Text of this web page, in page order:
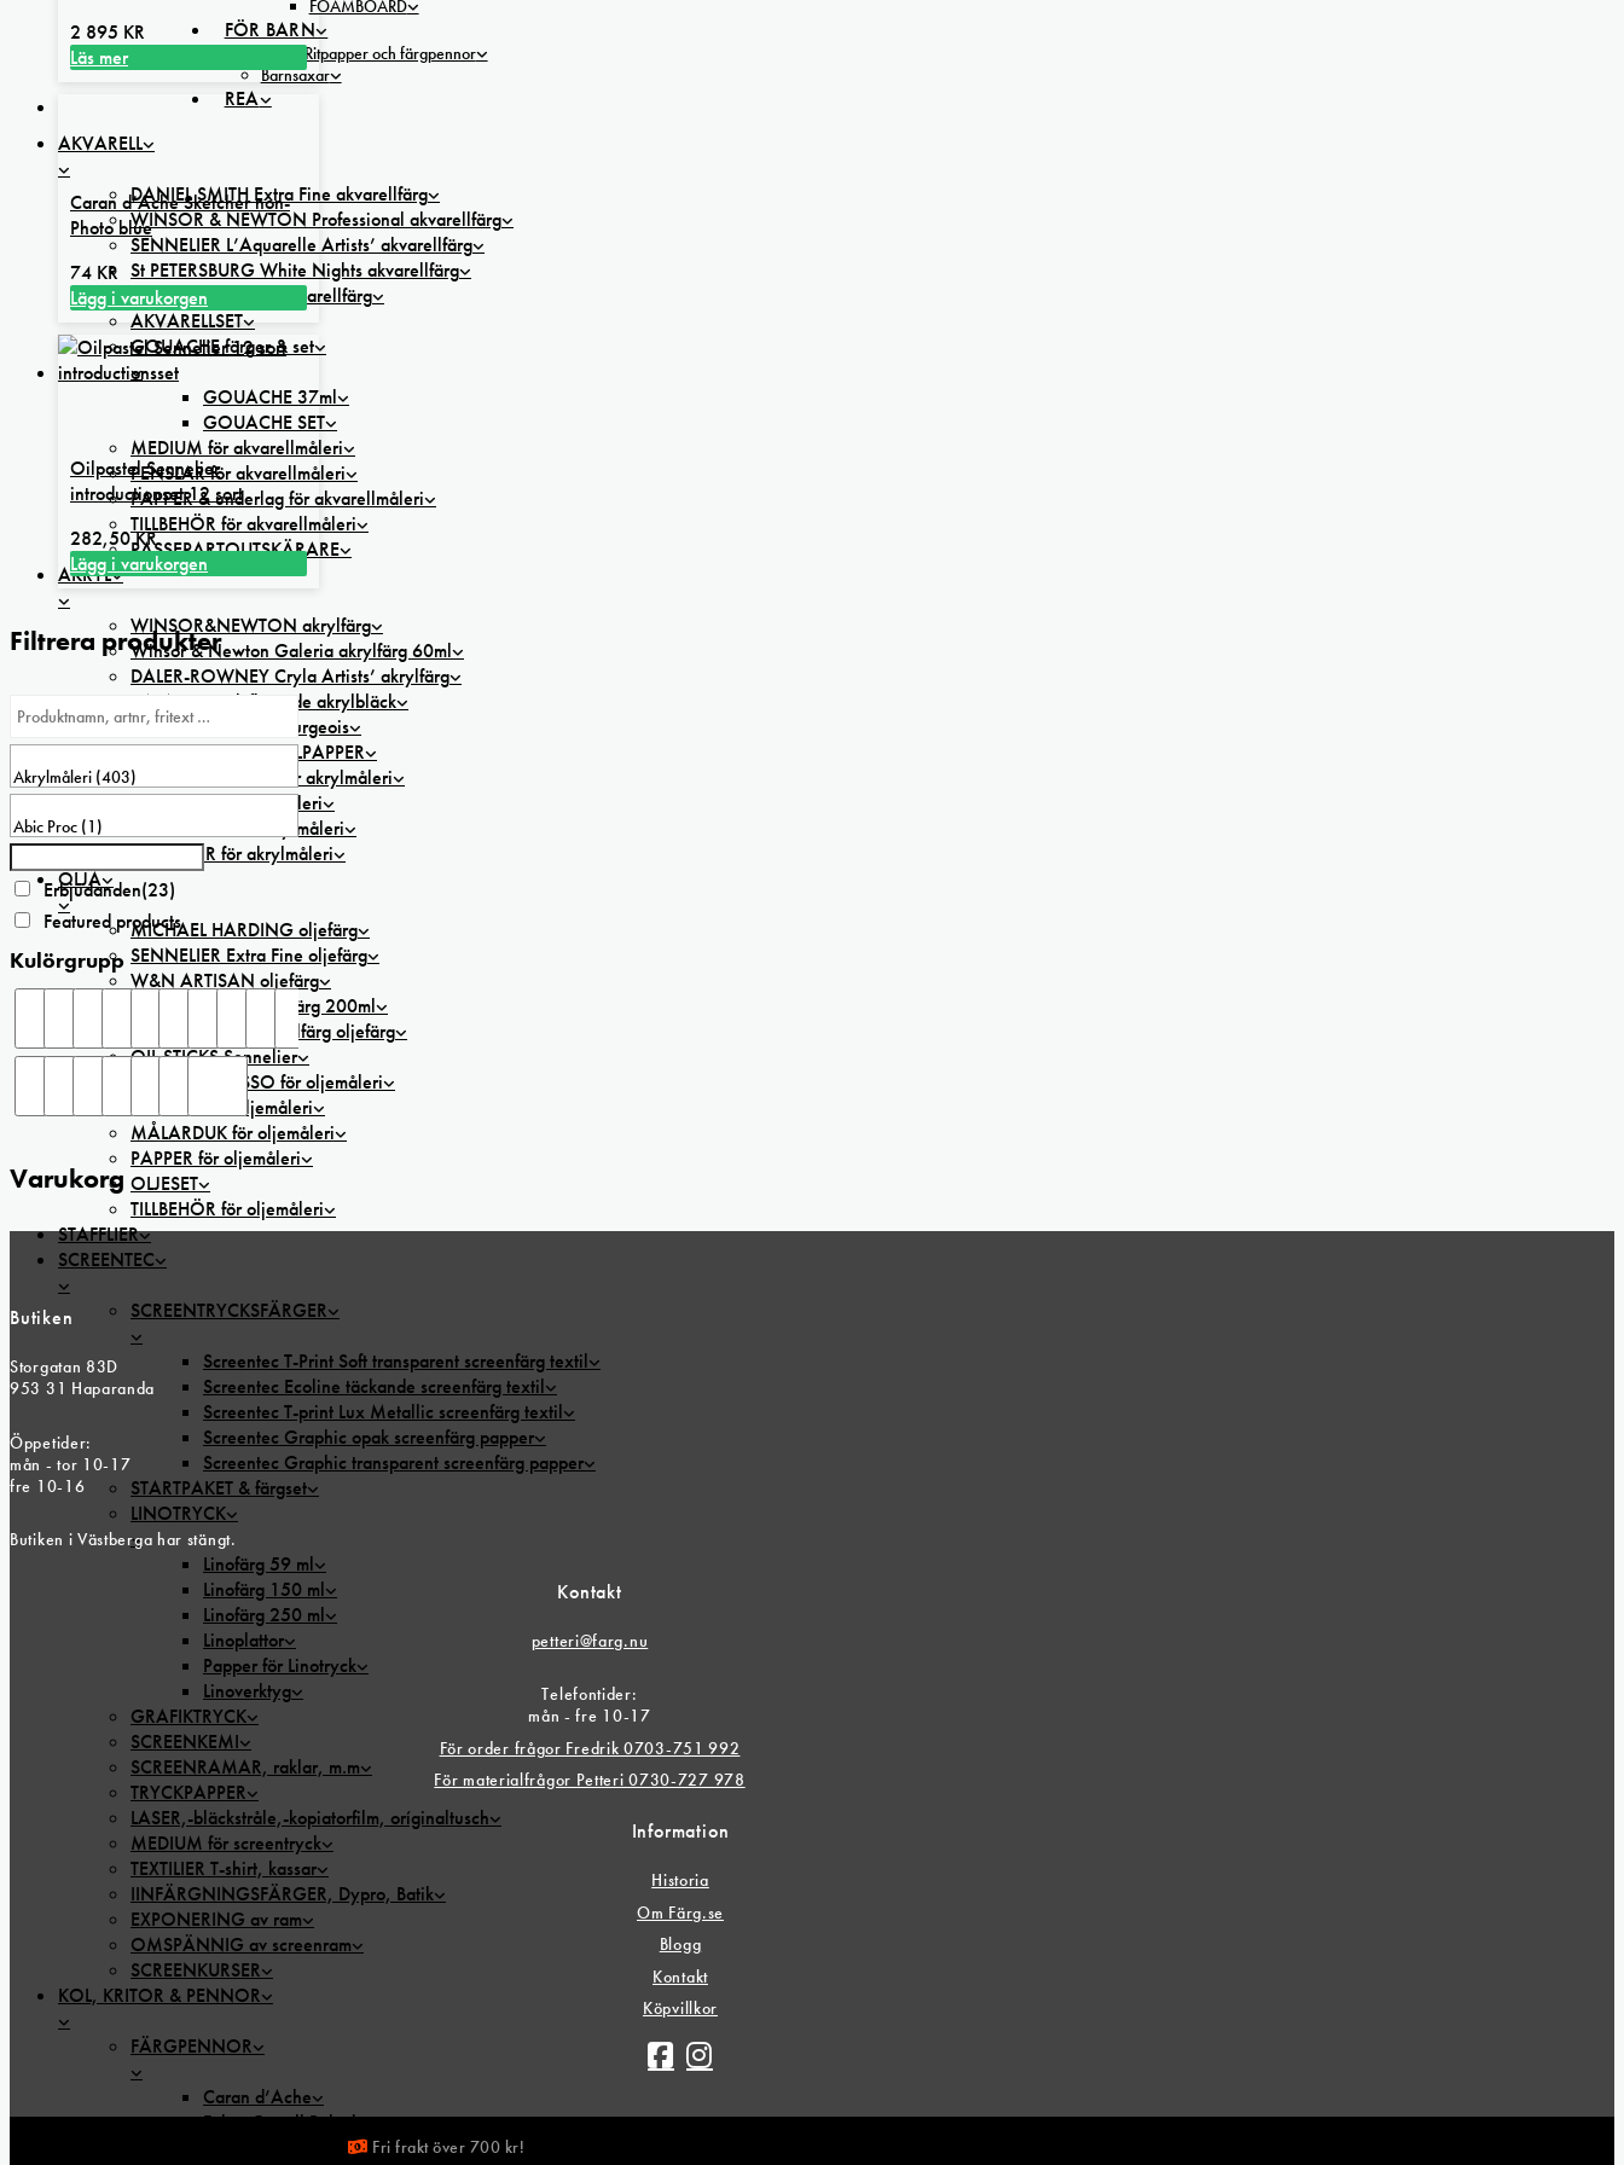
FOAMBOARD
FÖR BARN
BARN Ritpapper och färgpennor
Barnsaxar
REA
AKVARELL
DANIEL SMITH Extra Fine akvarellfärg
WINSOR & NEWTON Professional akvarellfärg
SENNELIER L’Aquarelle Artists’ akvarellfärg
St PETERSBURG White Nights akvarellfärg
KREMER Pigmente akvarellfärg
AKVARELLSET
GOUACHE färger & set
GOUACHE 37ml
GOUACHE SET
MEDIUM för akvarellmåleri
PENSLAR för akvarellmåleri
PAPPER & underlag för akvarellmåleri
TILLBEHÖR för akvarellmåleri
PASSEPARTOUTSKÄRARE
AKRYL
WINSOR&NEWTON akrylfärg
Winsor & Newton Galeria akrylfärg 60ml
DALER-ROWNEY Cryla Artists’ akrylfärg
FW Artists’ Ink flytande akrylbläck
FLASHE Lefranc & Bourgeois
AKRYLSET och AKRYLPAPPER
MEDIUM/GESSO för akrylmåleri
PENSLAR för akrylmåleri
MÅLARDUK för akrylmåleri
TILLBEHÖR för akrylmåleri
OLJA
MICHAEL HARDING oljefärg
SENNELIER Extra Fine oljefärg
W&N ARTISAN oljefärg
W&N WINTON oljefärg 200ml
BECKERS ”A” Normalfärg oljefärg
OIL STICKS Sennelier
MEDIUM/GESSO för oljemåleri
PENSLAR för oljemåleri
MÅLARDUK för oljemåleri
PAPPER för oljemåleri
OLJESET
TILLBEHÖR för oljemåleri
STAFFLIER
SCREENTEC
SCREENTRYCKSFÄRGER
Screentec T-Print Soft transparent screenfärg textil
Screentec Ecoline täckande screenfärg textil
Screentec T-print Lux Metallic screenfärg textil
Screentec Graphic opak screenfärg papper
Screentec Graphic transparent screenfärg papper
STARTPAKET & färgset
LINOTRYCK
Linofärg 59 ml
Linofärg 150 ml
Linofärg 250 ml
Linoplattor
Papper för Linotryck
Linoverktyg
GRAFIKTRYCK
SCREENKEMI
SCREENRAMAR, raklar, m.m
TRYCKPAPPER
LASER,-bläckstråle,-kopiatorfilm, oríginaltusch
MEDIUM för screentryck
TEXTILIER T-shirt, kassar
IINFÄRGNINGSFÄRGER, Dypro, Batik
EXPONERING av ram
OMSPÄNNIG av screenram
SCREENKURSER
KOL, KRITOR & PENNOR
FÄRGPENNOR
Caran d’Ache
Faber Castell Polychromos
Färgpennor – Akvarellpennor
2 895 KR
Läs mer
Caran d’Ache Sketcher non-
Photo blue
74 KR
Lägg i varukorgen
Oilpastel Sennelier
introductionset 12 sort
282,50KR
Lägg i varukorgen
Filtrera produkter
Erbjudanden(23)
Featured products
Kulörgrupp
Varukorg
Butiken
Storgatan 83D
953 31 Haparanda
Öppetider:
mån - tor 10-17
fre 10-16
Butiken i Västberga har stängt.
Kontakt
petteri@farg.nu
Telefontider:
mån - fre 10-17
För order frågor Fredrik 0703-751 992
För materialfrågor Petteri 0730-727 978
Information
Historia
Om Färg.se
Blogg
Kontakt
Köpvillkor
Fri frakt över 700 kr!